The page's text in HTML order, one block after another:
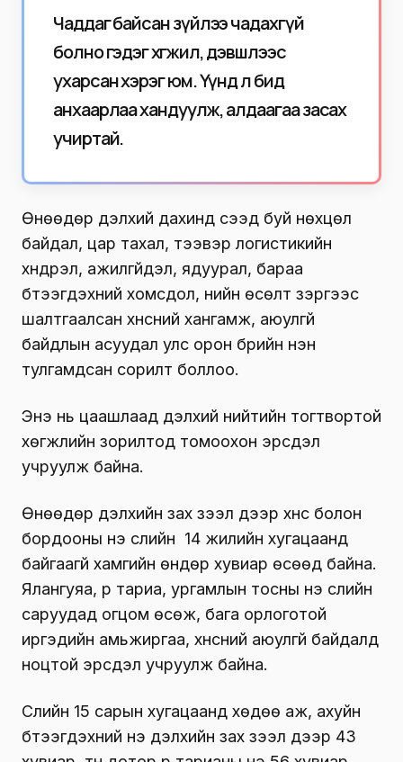
Чаддаг байсан зүйлээ чадахгүй
болно гэдэг хөгжил, дэвшлээс
ухарсан хэрэг юм. Үүнд л бид
анхаарлаа хандуулж, алдаагаа засах
учиртай.
Өнөөдөр дэлхий дахинд үүсээд буй нөхцөл
байдал, цар тахал, тээвэр логистикийн
хүндрэл, ажилгүйдэл, ядуурал, бараа
бүтээгдэхүүний хомсдол, үнийн өсөлт зэргээс
шалтгаалсан хүнсний хангамж, аюулгүй
байдлын асуудал улс орон бүрийн нэн
тулгамдсан сорилт боллоо.
Энэ нь цаашлаад дэлхий нийтийн тогтвортой
хөгжлийн зорилтод томоохон эрсдэл
учруулж байна.
Өнөөдөр дэлхийн зах зээл дээр хүнс болон
бордооны үнэ сүүлийн 14 жилийн хугацаанд
байгаагүй хамгийн өндөр хувиар өсөөд байна.
Ялангуяа, үр тариа, ургамлын тосны үнэ сүүлийн
саруудад огцом өсөж, бага орлоготой
иргэдийн амьжиргаа, хүнсний аюулгүй байдалд
ноцтой эрсдэл учруулж байна.
Сүүлийн 15 сарын хугацаанд хөдөө аж, ахуйн
бүтээгдэхүүний үнэ дэлхийн зах зээл дээр 43